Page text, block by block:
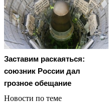
Заставим раскаяться:
союзник России дал
грозное обещание
Новости по теме